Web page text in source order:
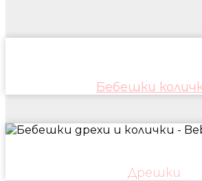
Бебешки
Дрешки